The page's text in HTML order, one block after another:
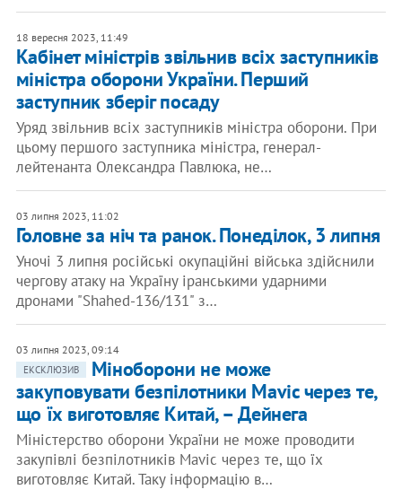
18 вересня 2023, 11:49
Кабінет міністрів звільнив всіх заступників
міністра оборони України. Перший
заступник зберіг посаду
Уряд звільнив всіх заступників міністра оборони. При
цьому першого заступника міністра, генерал-
лейтенанта Олександра Павлюка, не…
03 липня 2023, 11:02
Головне за ніч та ранок. Понеділок, 3 липня
Уночі 3 липня російські окупаційні війська здійснили
чергову атаку на Україну іранськими ударними
дронами "Shahed-136/131" з…
03 липня 2023, 09:14
ЕКСКЛЮЗИВ
Міноборони не може
закуповувати безпілотники Mavic через те,
що їх виготовляє Китай, – Дейнега
Міністерство оборони України не може проводити
закупівлі безпілотників Mavic через те, що їх
виготовляє Китай. Таку інформацію в…